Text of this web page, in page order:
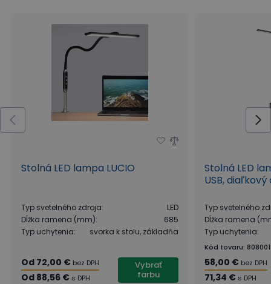
Stolná LED lampa LUCIO
Typ svetelného zdroja:
LED
Dĺžka ramena (mm):
685
Typ uchytenia: svorka k stolu, základňa
Od 72,00 € bez DPH
Od 88,56 € s DPH
Vybrať
farbu
Stolná LED
USB,
Typ svetelného
Dĺžka ramena
Typ uchytenia:
Kód tovaru: 808001
58,00 € bez DPH
71,34 € s DPH